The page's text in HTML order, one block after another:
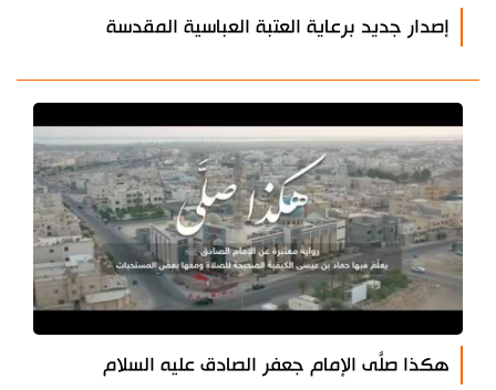
إصدار جديد برعاية العتبة العباسية المقدسة
هكذا صلَّى الإمام جعفر الصادق عليه السلام